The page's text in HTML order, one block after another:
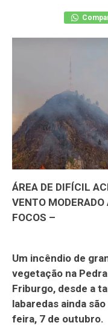
ÁREA DE DIFÍCIL
VENTO
FOCOS –
Um incêndio de
vegetação na
Friburgo, desde a
labaredas ainda
feira, 7 de outubro.